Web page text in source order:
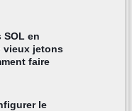
SOL en
vieux jetons
faire
le